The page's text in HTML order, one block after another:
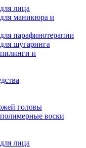
лица
маникюра и
парафинотерапии
шугаринга
и
головы
воски
лица